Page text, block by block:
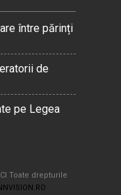
între părinți
de
pe Legea
Toate drepturile